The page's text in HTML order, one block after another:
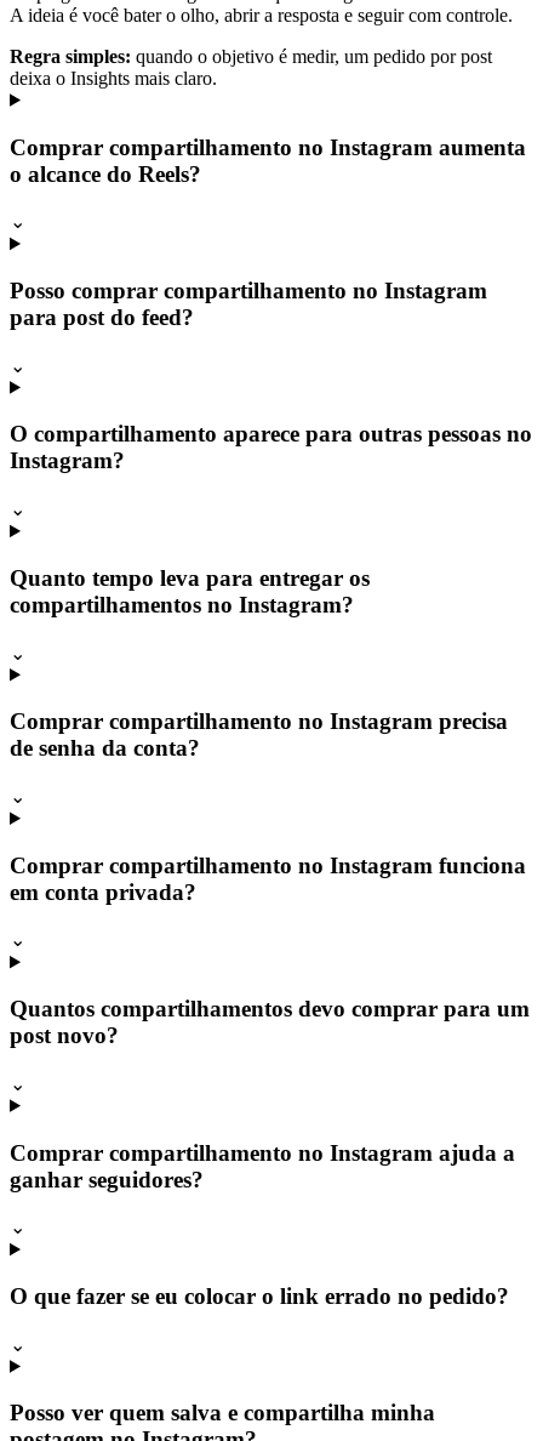
A ideia é você bater o olho, abrir a resposta e seguir com controle.
Regra simples: quando o objetivo é medir, um pedido por post
deixa o Insights mais claro.
Comprar compartilhamento no Instagram aumenta
o alcance do Reels?
⌄
Posso comprar compartilhamento no Instagram
para post do feed?
⌄
O compartilhamento aparece para outras pessoas no
Instagram?
⌄
Quanto tempo leva para entregar os
compartilhamentos no Instagram?
⌄
Comprar compartilhamento no Instagram precisa
de senha da conta?
⌄
Comprar compartilhamento no Instagram funciona
em conta privada?
⌄
Quantos compartilhamentos devo comprar para um
post novo?
⌄
Comprar compartilhamento no Instagram ajuda a
ganhar seguidores?
⌄
O que fazer se eu colocar o link errado no pedido?
⌄
Posso ver quem salva e compartilha minha